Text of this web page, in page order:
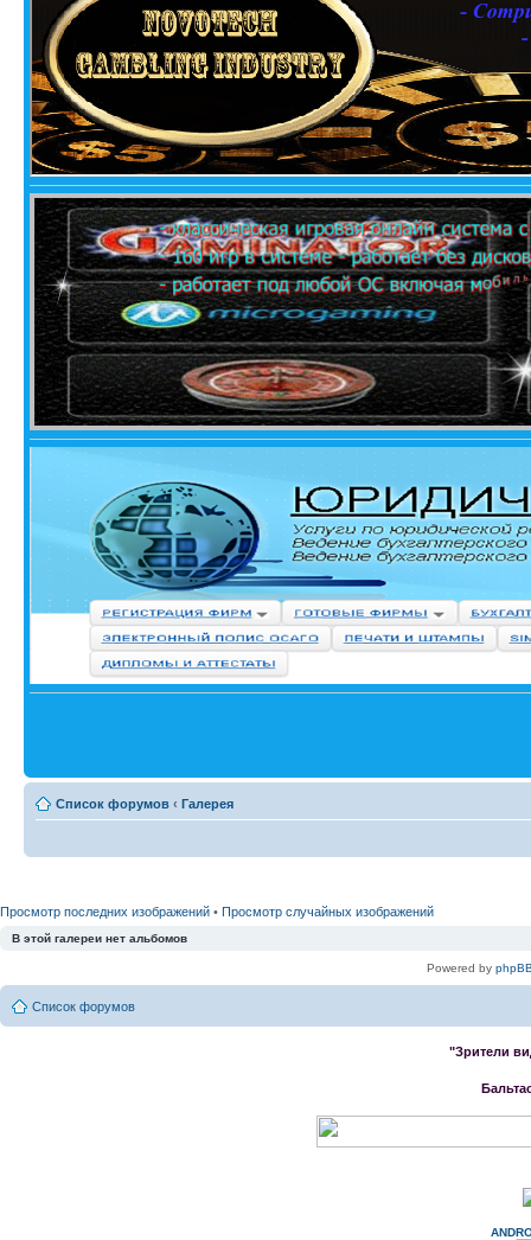
Список форумов ‹ Галерея
Просмотр последних изображений • Просмотр случайных изображений
В этой галереи нет альбомов
Powered by
Список форумов
"Зрители